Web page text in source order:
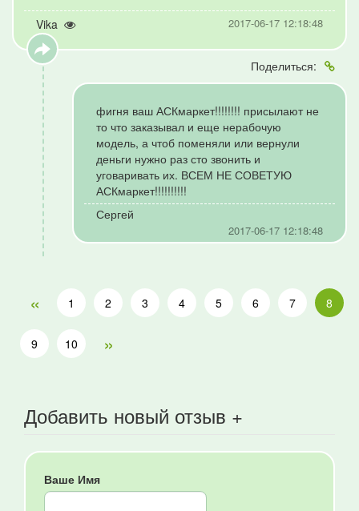
Vika 2017-06-17 12:18:48
Поделиться:
фигня ваш АСКмаркет!!!!!!!! присылают не
то что заказывал и еще нерабочую
модель, а чтоб поменяли или вернули
деньги нужно раз сто звонить и
уговаривать их. ВСЕМ НЕ СОВЕТУЮ
АСКмаркет!!!!!!!!!!
Сергей
2017-06-17 12:18:48
« 1 2 3 4 5 6 7 8
9 10 »
Добавить новый отзыв +
Ваше Имя